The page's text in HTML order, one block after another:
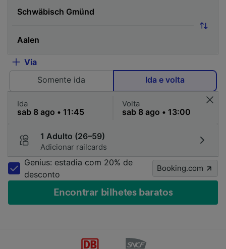
Via
Somente ida
Ida e volta
Ida Volta
1 Adulto (26–59)
Adicionar railcards
Genius: estadia com 20% de
desconto
Booking.com
Encontrar bilhetes baratos